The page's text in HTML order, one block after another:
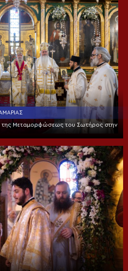
της Μεταμορφώσεως του Σωτήρος στην